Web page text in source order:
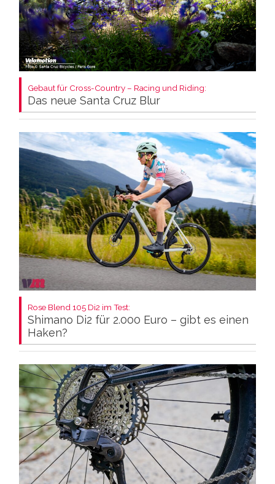
Gebaut für Cross-Country – Racing und Riding:
Das neue Santa Cruz Blur
Rose Blend 105 Di2 im Test:
Shimano Di2 für 2.000 Euro – gibt es einen
Haken?